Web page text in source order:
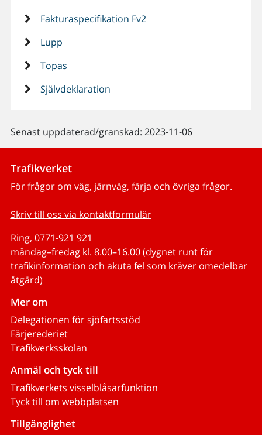
Fakturaspecifikation Fv2
Lupp
Topas
Självdeklaration
Senast uppdaterad/granskad: 2023-11-06
Trafikverket
För frågor om väg, järnväg, färja och övriga frågor.
Skriv till oss via kontaktformulär
Ring, 0771-921 921
måndag–fredag kl. 8.00–16.00 (dygnet runt för
trafikinformation och akuta fel som kräver omedelbar
åtgärd)
Mer om
Delegationen för sjöfartsstöd
Färjerederiet
Trafikverksskolan
Anmäl och tyck till
Trafikverkets visselblåsarfunktion
Tyck till om webbplatsen
Tillgänglighet